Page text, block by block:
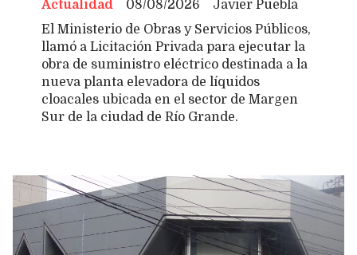
Javier Puebla
Actualidad
08/08/2026
El Ministerio de Obras y Servicios Públicos,
llamó a Licitación Privada para ejecutar la
obra de suministro eléctrico destinada a la
nueva planta elevadora de líquidos
cloacales ubicada en el sector de Margen
Sur de la ciudad de Río Grande.